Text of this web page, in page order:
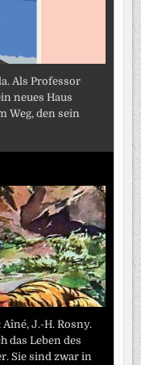
Als Professor
neues Haus
Weg, den sein
J.-H. Rosny.
das Leben des
Sie sind zwar in